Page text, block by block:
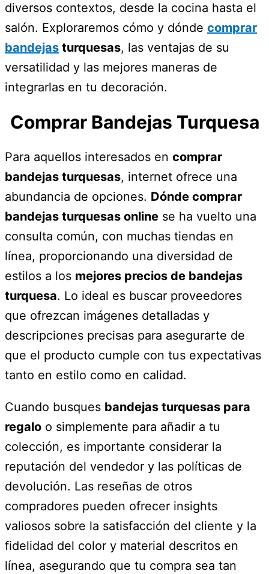
diversos contextos, desde la cocina hasta el
salón. Exploraremos cómo y dónde comprar
bandejas turquesas, las ventajas de su
versatilidad y las mejores maneras de
integrarlas en tu decoración.
Comprar Bandejas Turquesa
Para aquellos interesados en comprar
bandejas turquesas, internet ofrece una
abundancia de opciones. Dónde comprar
bandejas turquesas online se ha vuelto una
consulta común, con muchas tiendas en
línea, proporcionando una diversidad de
estilos a los mejores precios de bandejas
turquesa. Lo ideal es buscar proveedores
que ofrezcan imágenes detalladas y
descripciones precisas para asegurarte de
que el producto cumple con tus expectativas
tanto en estilo como en calidad.
Cuando busques bandejas turquesas para
regalo o simplemente para añadir a tu
colección, es importante considerar la
reputación del vendedor y las políticas de
devolución. Las reseñas de otros
compradores pueden ofrecer insights
valiosos sobre la satisfacción del cliente y la
fidelidad del color y material descritos en
línea, asegurando que tu compra sea tan